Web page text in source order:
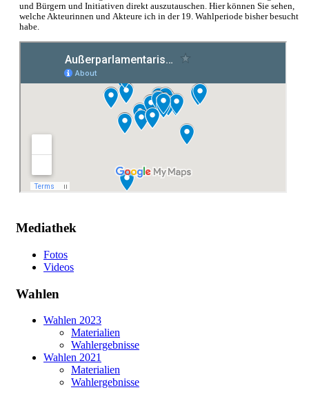
und Bürgern und Initiativen direkt auszutauschen. Hier können Sie sehen,
welche Akteurinnen und Akteure ich in der 19. Wahlperiode bisher besucht
habe.
Mediathek
Fotos
Videos
Wahlen
Wahlen 2023
Materialien
Wahlergebnisse
Wahlen 2021
Materialien
Wahlergebnisse